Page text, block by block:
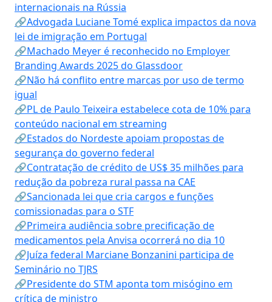
internacionais na Rússia
🔗Advogada Luciane Tomé explica impactos da nova
lei de imigração em Portugal
🔗Machado Meyer é reconhecido no Employer
Branding Awards 2025 do Glassdoor
🔗Não há conflito entre marcas por uso de termo
igual
🔗PL de Paulo Teixeira estabelece cota de 10% para
conteúdo nacional em streaming
🔗Estados do Nordeste apoiam propostas de
segurança do governo federal
🔗Contratação de crédito de US$ 35 milhões para
redução da pobreza rural passa na CAE
🔗Sancionada lei que cria cargos e funções
comissionadas para o STF
🔗Primeira audiência sobre precificação de
medicamentos pela Anvisa ocorrerá no dia 10
🔗Juíza federal Marciane Bonzanini participa de
Seminário no TJRS
🔗Presidente do STM aponta tom misógino em
crítica de ministro